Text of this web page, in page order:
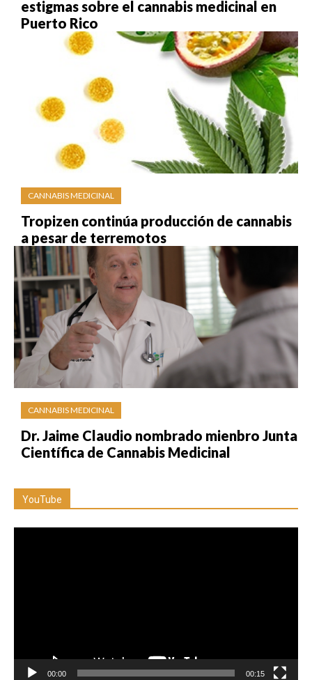
estigmas sobre el cannabis medicinal en
Puerto Rico
CANNABIS MEDICINAL
Tropizen continúa producción de cannabis
a pesar de terremotos
CANNABIS MEDICINAL
Dr. Jaime Claudio nombrado mienbro Junta
Científica de Cannabis Medicinal
YouTube
00:00 00:15